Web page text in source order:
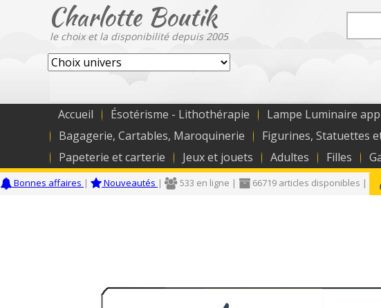
Charlotte Boutik
le choix et la disponibilité depuis 2005
Accueil Ésotérisme - Lithothérapie Lampe Luminaire
Bagagerie, Cartables, Maroquinerie
Figurines, Statuettes
Papeterie et carterie
Jeux et jouets Adultes Filles
Bonnes affaires | Nouveautés | 533 en ligne | 66719 articles disponibles |